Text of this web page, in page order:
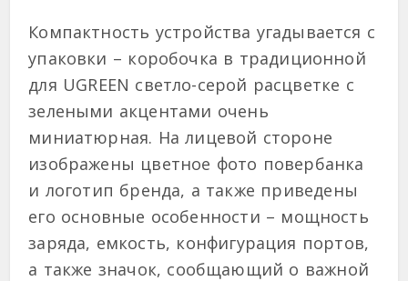
Компактность устройства угадывается с
упаковки – коробочка в традиционной
для UGREEN светло-серой расцветке с
зелеными акцентами очень
миниатюрная. На лицевой стороне
изображены цветное фото повербанка
и логотип бренда, а также приведены
его основные особенности – мощность
заряда, емкость, конфигурация портов,
а также значок, сообщающий о важной